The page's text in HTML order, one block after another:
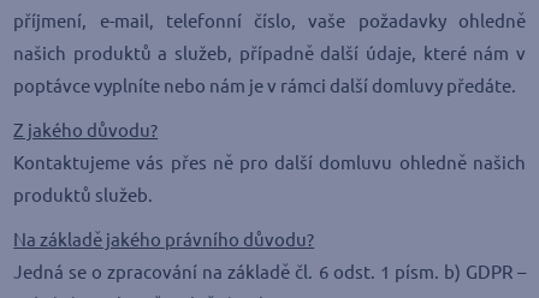
příjmení, e-mail, telefonní číslo, vaše požadavky ohledně
našich produktů a služeb, případně další údaje, které nám v
poptávce vyplníte nebo nám je v rámci další domluvy předáte.
Z jakého důvodu?
Kontaktujeme vás přes ně pro další domluvu ohledně našich
produktů služeb.
Na základě jakého právního důvodu?
Jedná se o zpracování na základě čl. 6 odst. 1 písm. b) GDPR –